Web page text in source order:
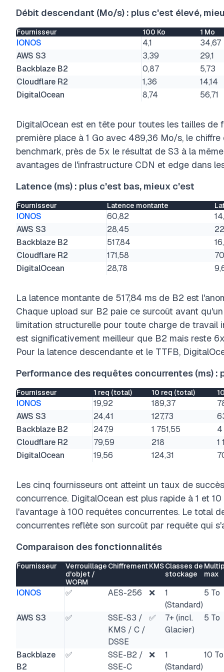
Débit descendant (Mo/s) : plus c'est élevé,
Fournisseur 100 Ko 1 Mo
IONOS 4,1
34,67
AWS S3
3,39
29,1
Backblaze B2
0,87
5,73
Cloudflare R2
1,36
14,14
DigitalOcean
8,74 56,71
DigitalOcean est en tête pour toutes les tailles de
première place à 1 Go avec 489,36 Mo/s, le
benchmark, près de 5x le résultat de S3 à la
avantages de l'infrastructure CDN et edge dans
Latence (ms) : plus c'est bas, mieux c'est
Fournisseur Latence montante
IONOS 60,82
AWS S3
28,45
Backblaze B2
517,84
Cloudflare R2
171,58
DigitalOcean
28,78
La latence montante de 517,84 ms de B2 est
Chaque upload sur B2 paie ce surcoût avant
limitation structurelle pour toute charge de travail
est significativement meilleur que B2 mais reste
Pour la latence descendante et le TTFB,
Performance des requêtes concurrentes (ms)
Fournisseur 1 req (total) 10 req (total)
IONOS 19,92 189,37
AWS S3
24,41 127,73
Backblaze B2
247,9 1 751,55
Cloudflare R2
79,59 218
1
DigitalOcean
19,56 124,31
Les cinq fournisseurs ont atteint un taux de
concurrence. DigitalOcean est plus rapide à 1 et
l'avantage à 100 requêtes concurrentes. Le total
concurrentes reflète son surcoût par requête qui
Comparaison des fonctionnalités
Fournisseur
Verrouillage
d'objet /
WORM
ChiffrementKMSClasses de
stockage
max
IONOS ✅ AES-256 ❌
1
(Standard)
5 To
AWS S3 ✅
SSE-S3 /
KMS / C /
DSSE
✅
7+ (incl.
Glacier)
5 To
Backblaze
B2
✅
SSE-B2 /
SSE-C
❌
1
(Standard)
10 To